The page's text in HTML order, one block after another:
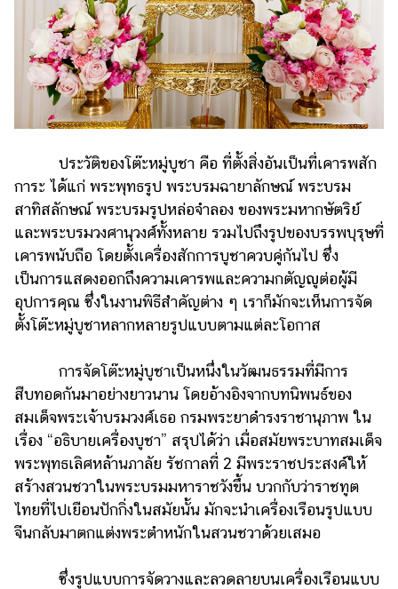
ท่อง
เที่ยว
สูตร
อาหาร
ง่ายๆ
ปิ้ง
รถยนต์
บ้าน
และ
การ
ตกแต่ง
ราคา
ทอง
ราคา
น้ำมัน
วา
ไร
ประวัติของโต๊ะหมู่บูชา คือ ที่ตั้งสิ่งอันเป็นที่เคารพสัก
การะ ได้แก่ พระพุทธรูป พระบรมฉายาลักษณ์ พระบรม
สาทิสลักษณ์ พระบรมรูปหล่อจำลอง ของพระมหากษัตริย์
และพระบรมวงศานุวงศ์ทั้งหลาย รวมไปถึงรูปของบรรพบุรุษที่
เคารพนับถือ โดยตั้งเครื่องสักการบูชาควบคู่กันไป ซึ่ง
เป็นการแสดงออกถึงความเคารพและความกตัญญูต่อผู้มี
อุปการคุณ ซึ่งในงานพิธีสำคัญต่าง ๆ เราก็มักจะเห็นการจัด
ตั้งโต๊ะหมู่บูชาหลากหลายรูปแบบตามแต่ละโอกาส
การจัดโต๊ะหมู่บูชาเป็นหนึ่งในวัฒนธรรมที่มีการ
สืบทอดกันมาอย่างยาวนาน โดยอ้างอิงจากบทนิพนธ์ของ
สมเด็จพระเจ้าบรมวงศ์เธอ กรมพระยาดำรงราชานุภาพ ใน
เรื่อง “อธิบายเครื่องบูชา” สรุปได้ว่า เมื่อสมัยพระบาทสมเด็จ
พระพุทธเลิศหล้านภาลัย รัชกาลที่ 2 มีพระราชประสงค์ให้
สร้างสวนชวาในพระบรมมหาราชวังขึ้น บวกกับว่าราชทูต
ไทยที่ไปเยือนปักกิ่งในสมัยนั้น มักจะนำเครื่องเรือนรูปแบบ
จีนกลับมาตกแต่งพระตำหนักในสวนชวาด้วยเสมอ
ซึ่งรูปแบบการจัดวางและลวดลายบนเครื่องเรือนแบบ